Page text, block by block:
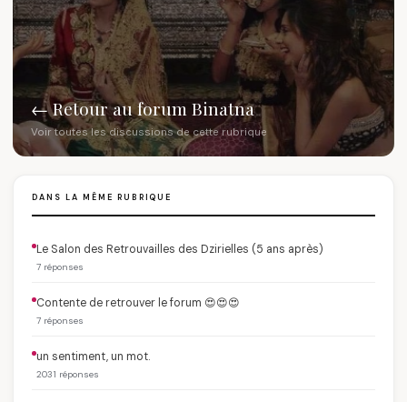
← Retour au forum Binatna
Voir toutes les discussions de cette rubrique
DANS LA MÊME RUBRIQUE
Le Salon des Retrouvailles des Dzirielles (5 ans après)
7 réponses
Contente de retrouver le forum 😍😍😍
7 réponses
un sentiment, un mot.
2031 réponses